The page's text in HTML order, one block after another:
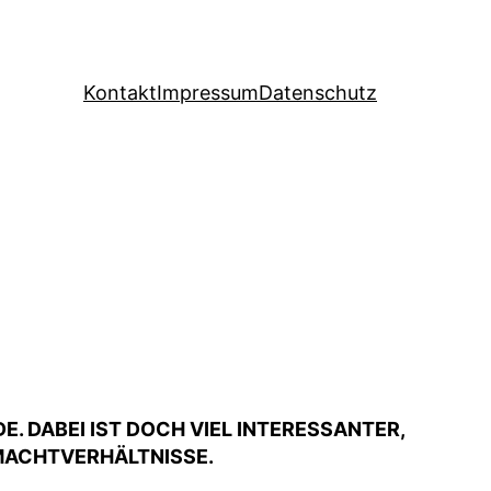
KontaktImpressumDatenschutz
DABEI IST DOCH VIEL INTERESSANTER,